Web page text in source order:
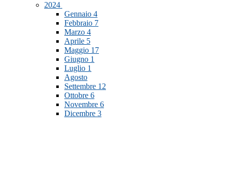
2024
Gennaio 4
Febbraio 7
Marzo 4
Aprile 5
Maggio 17
Giugno 1
Luglio 1
Agosto
Settembre 12
Ottobre 6
Novembre 6
Dicembre 3